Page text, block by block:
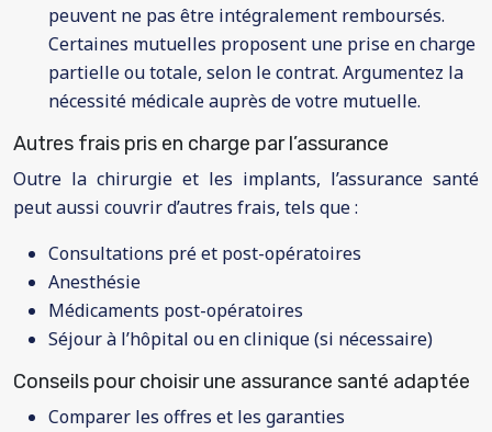
peuvent ne pas être intégralement remboursés.
Certaines mutuelles proposent une prise en charge
partielle ou totale, selon le contrat. Argumentez la
nécessité médicale auprès de votre mutuelle.
Autres frais pris en charge par l’assurance
Outre la chirurgie et les implants, l’assurance santé
peut aussi couvrir d’autres frais, tels que :
Consultations pré et post-opératoires
Anesthésie
Médicaments post-opératoires
Séjour à l’hôpital ou en clinique (si nécessaire)
Conseils pour choisir une assurance santé adaptée
Comparer les offres et les garanties